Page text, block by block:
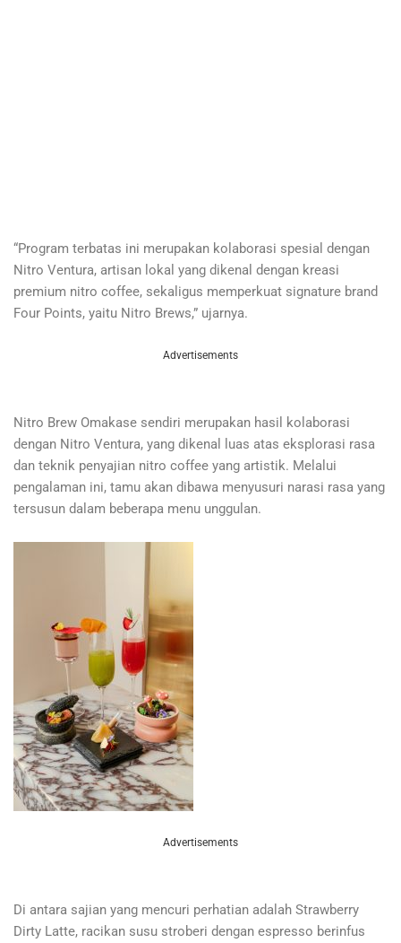
“Program terbatas ini merupakan kolaborasi spesial dengan
Nitro Ventura, artisan lokal yang dikenal dengan kreasi
premium nitro coffee, sekaligus memperkuat signature brand
Four Points, yaitu Nitro Brews,” ujarnya.
Advertisements
Nitro Brew Omakase sendiri merupakan hasil kolaborasi
dengan Nitro Ventura, yang dikenal luas atas eksplorasi rasa
dan teknik penyajian nitro coffee yang artistik. Melalui
pengalaman ini, tamu akan dibawa menyusuri narasi rasa yang
tersusun dalam beberapa menu unggulan.
Advertisements
Di antara sajian yang mencuri perhatian adalah Strawberry
Dirty Latte, racikan susu stroberi dengan espresso berinfus